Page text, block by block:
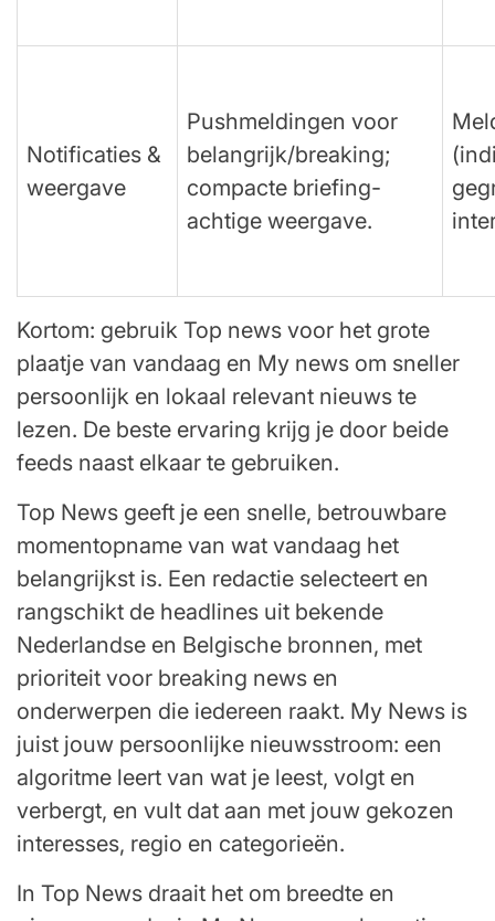
Notificaties &
weergave
Pushmeldingen voor
belangrijk/breaking;
compacte briefing-
achtige weergave.
Kortom: gebruik Top news voor het grote
plaatje van vandaag en My news om sneller
persoonlijk en lokaal relevant nieuws te
lezen. De beste ervaring krijg je door beide
feeds naast elkaar te gebruiken.
Top News geeft je een snelle, betrouwbare
momentopname van wat vandaag het
belangrijkst is. Een redactie selecteert en
rangschikt de headlines uit bekende
Nederlandse en Belgische bronnen, met
prioriteit voor breaking news en
onderwerpen die iedereen raakt. My News is
juist jouw persoonlijke nieuwsstroom: een
algoritme leert van wat je leest, volgt en
verbergt, en vult dat aan met jouw gekozen
interesses, regio en categorieën.
In Top News draait het om breedte en